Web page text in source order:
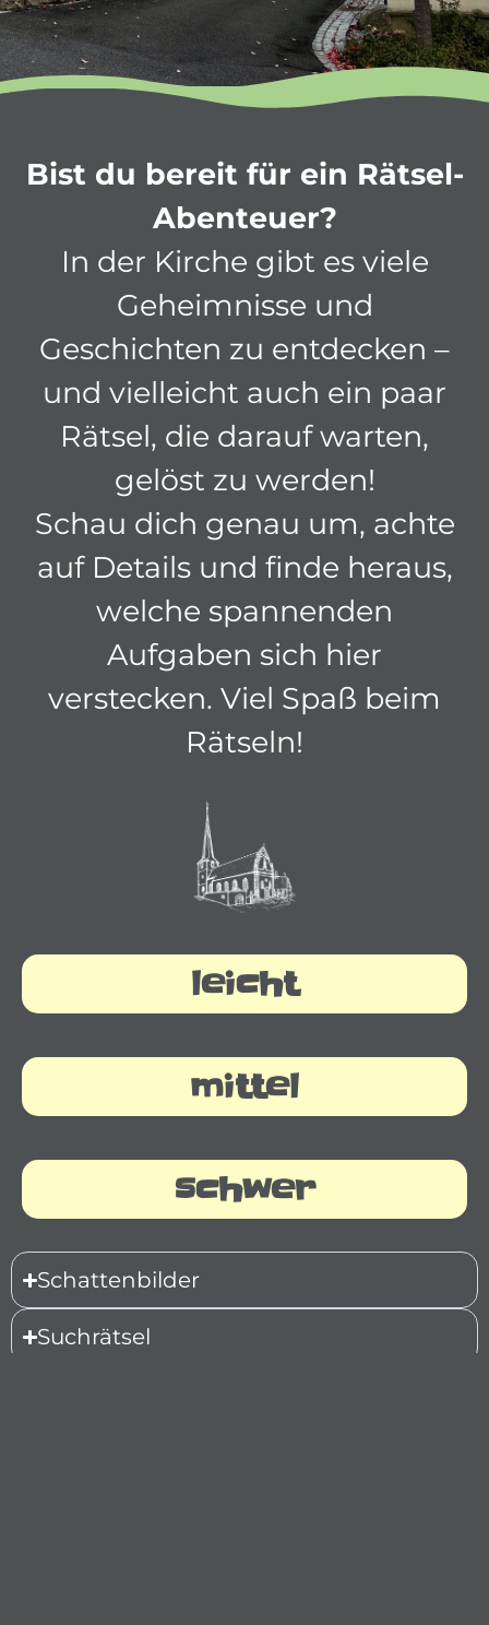
Bist du bereit für ein Rätsel-
Abenteuer?
In der Kirche gibt es viele
Geheimnisse und
Geschichten zu entdecken –
und vielleicht auch ein paar
Rätsel, die darauf warten,
gelöst zu werden!
Schau dich genau um, achte
auf Details und finde heraus,
welche spannenden
Aufgaben sich hier
verstecken. Viel Spaß beim
Rätseln!
leicht
mittel
schwer
Schattenbilder
Suchrätsel